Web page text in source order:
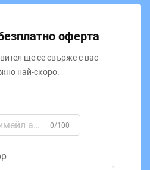
оферта
ще се свърже с вас
най-скоро.
0/100